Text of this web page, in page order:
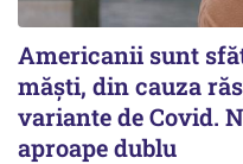
Americanii sunt
măști, din cauza
variante de Covid.
aproape dublu